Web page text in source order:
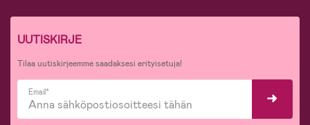
UUTISKIRJE
Tilaa uutiskirjeemme saadaksesi erityisetuja!
Email*